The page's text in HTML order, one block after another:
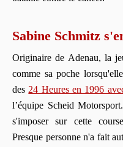
Sabine Schmitz
Originaire de Adenau, la
comme sa poche
des 24 Heures en 1996
l’équipe Scheid Motorsport
s'imposer sur cette
Presque personne n'a fait